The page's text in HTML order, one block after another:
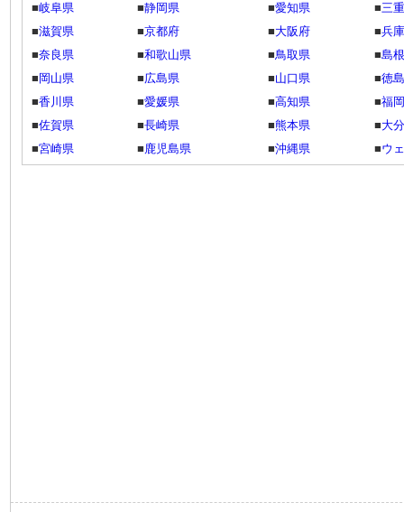
■岐阜県 ■静岡県 ■愛知県 ■三
■滋賀県 ■京都府 ■大阪府 ■兵
■奈良県 ■和歌山県 ■鳥取県 ■島
■ 岡山県 ■広島県 ■山口県 ■徳
■香川県 ■愛媛県 ■高知県 ■福
■佐賀県 ■長崎県 ■熊本県 ■大
■宮崎県 ■鹿児島県 ■沖縄県 ■ウ